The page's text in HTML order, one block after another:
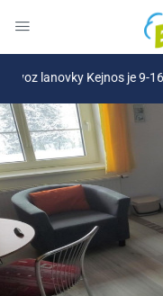
je 9-16 každé úterý,